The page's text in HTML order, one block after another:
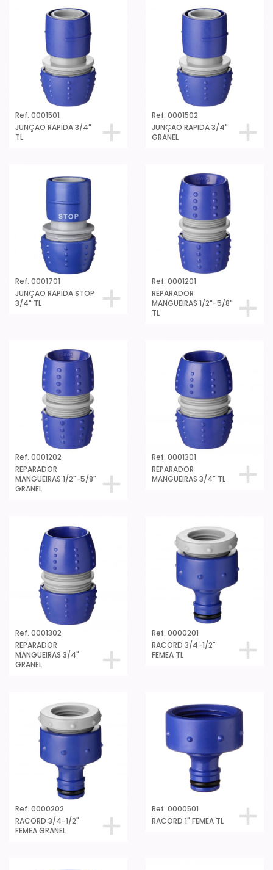
Ref. 0001501
JUNÇAO RAPIDA 3/4"
TL
Ref. 0001502
JUNÇAO RAPIDA 3/4"
GRANEL
Ref. 0001701
JUNÇAO RAPIDA STOP
3/4" TL
Ref. 0001201
REPARADOR
MANGUEIRAS 1/2"-5/8"
TL
Ref. 0001202
REPARADOR
MANGUEIRAS 1/2"-5/8"
GRANEL
Ref. 0001301
REPARADOR
MANGUEIRAS 3/4" TL
Ref. 0001302
REPARADOR
MANGUEIRAS 3/4"
GRANEL
Ref. 0000201
RACORD 3/4-1/2"
FEMEA TL
Ref. 0000202
RACORD 3/4-1/2"
FEMEA GRANEL
Ref. 0000501
RACORD 1" FEMEA TL